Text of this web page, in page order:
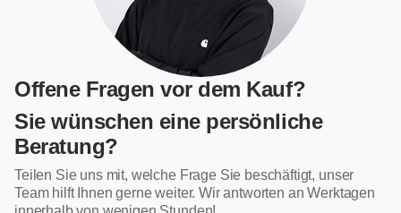
Offene Fragen vor dem Kauf?
Sie wünschen eine persönliche
Beratung?
Teilen Sie uns mit, welche Frage Sie beschäftigt, unser
Team hilft Ihnen gerne weiter. Wir antworten an Werktagen